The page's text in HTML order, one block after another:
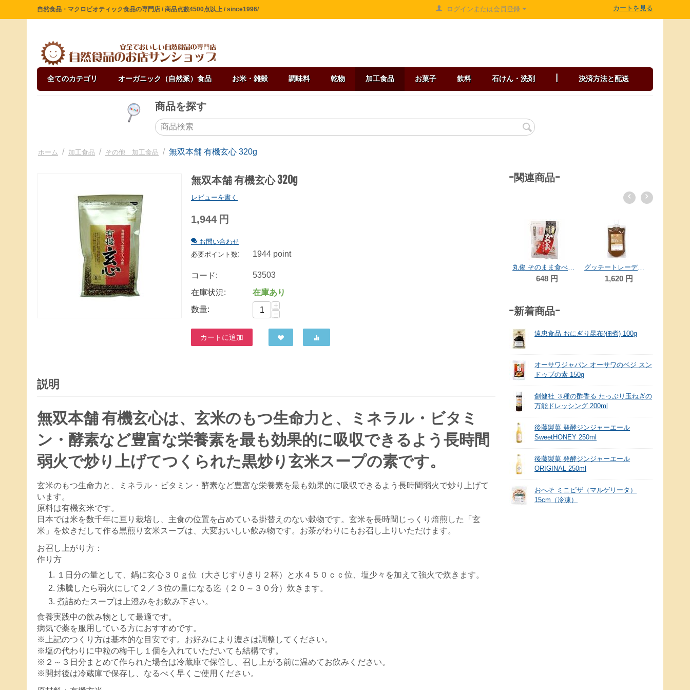
自然食品・マクロビオティック食品の専門店 / 商品点数4500点以上 / since1996/ ログインまたは会員登録 カートを見る
全てのカテゴリ オーガニック（自然派）食品 お米・雑穀 調味料 乾物 加工食品 お菓子 飲料 石けん・洗剤 決済方法と配送
商品を探す
ホーム / 加工食品 / その他 加工食品 / 無双本舗 有機玄心 320g
無双本舗 有機玄心 320g
レビューを書く
1,944 円
お問い合わせ
必要ポイント数: 1944 point
コード:
53503
在庫状況:
在庫あり
数量:
+
−
カートに追加
説明
無双本舗 有機玄心は、玄米のもつ生命力と、ミネラル・ビタミ
ン・酵素など豊富な栄養素を最も効果的に吸収できるよう長時間
弱火で炒り上げてつくられた黒炒り玄米スープの素です。
玄米のもつ生命力と、ミネラル・ビタミン・酵素など豊富な栄養素を最も効果的に吸収できるよう長時間弱火で炒り上げて
います。
原料は有機玄米です。
日本では米を数千年に亘り栽培し、主食の位置を占めている掛替えのない穀物です。玄米を長時間じっくり焙煎した「玄
米」を炊きだして作る黒煎り玄米スープは、大変おいしい飲み物です。お茶がわりにもお召し上りいただけます。
お召し上がり方：
作り方
１日分の量として、鍋に玄心３０ｇ位（大さじすりきり２杯）と水４５０ｃｃ位、塩少々を加えて強火で炊きます。
沸騰したら弱火にして２／３位の量になる迄（２０～３０分）炊きます。
煮詰めたスープは上澄みをお飲み下さい。
食養実践中の飲み物として最適です。
病気で薬を服用している方におすすめです。
※上記のつくり方は基本的な目安です。お好みにより濃さは調整してください。
※塩の代わりに中粒の梅干し１個を入れていただいても結構です。
※２～３日分まとめて作られた場合は冷蔵庫で保管し、召し上がる前に温めてお飲みください。
※開封後は冷蔵庫で保存し、なるべく早くご使用ください。
-関連商品-
500 円
丸俊 そのまま食べるかつおスライス 60g
648 円
グッチートレーディング 麹スイーツ チョコ 300g
1,620 円
-新着商品-
遠忠食品 おにぎり昆布(佃煮) 100g
オーサワジャパン オーサワのベジ スン
ドゥブの素 150g
創健社 ３種の酢香る たっぷり玉ねぎの
万能ドレッシング 200ml
後藤製菓 発酵ジンジャーエール
SweetHONEY 250ml
後藤製菓 発酵ジンジャーエール
ORIGINAL 250ml
おへそ ミニピザ（マルゲリータ）
15cm（冷凍）